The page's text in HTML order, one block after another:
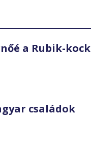
a Rubik-
családok